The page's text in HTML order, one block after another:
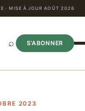
· MISE À JOUR AOÛT 2026
⌕ S’ABONNER
2023